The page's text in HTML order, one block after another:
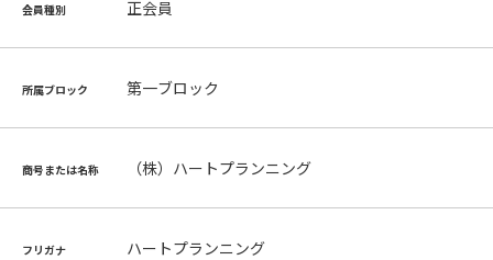
会員種別 正会員
所属ブロック 第一ブロック
商号または名称 （株）ハートプランニング
フリガナ ハートプランニング